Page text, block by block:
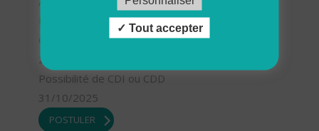
Plouzané /Plougonvelin/Le Conquet/Trébabu -
CDD ou CDI (H/F)
29 - Finistère
Possibilité de CDI ou CDD
31/10/2025
POSTULER
Tout accepter